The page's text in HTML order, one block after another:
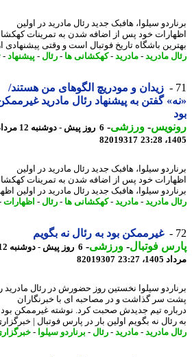
سیلوا، هافبک جدید رئال مادرید در اولین
خود پس از اضافه شدن به تمرینات کهکشانی
باشگاه تاریخ فوتبال است و وقتی پیشنهادی از
مادرید- مادرید- کهکشانی ها- رئال -پیشنهاد-
زیدان و مودریچ الگوهای من هستند/
گفتن به پیشنهاد رئال مادرید غیرممکن
-ورزشی-
6 روز پیش - دوشنبه 12 مرداد
82019317
سیلوا، هافبک جدید رئال مادرید در اولین
خود پس از اضافه شدن به تمرینات کهکشانی
سیلوا، هافبک جدید رئال مادرید در اولین
مادرید- مادرید- کهکشانی ها- رئال -اظهارات-
غیرممکن بود به رئال نه بگویم
فوتبال-ورزشی-
6 روز پیش - دوشنبه 12
23:27
82019307
سیلوا نخستین روز حضورش در رئال مادرید را
سر گذاشت و در مصاحبه ای با خبرنگاران
تیم جدیدش صحبت کرد. نوشته غیرممکن بود
نه بگویم اولین بار در پارس فوتبال | خبرگزاری ...
مادرید- مادرید- رئال -برناردو سیلوا-خبرگزاری -